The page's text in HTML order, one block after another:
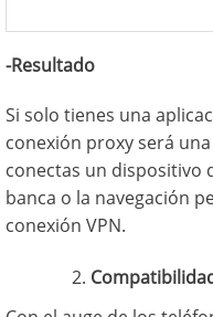
-Resultado
Si solo tienes una
conexión proxy será
conectas un dispositivo
banca o la navegación
conexión VPN.